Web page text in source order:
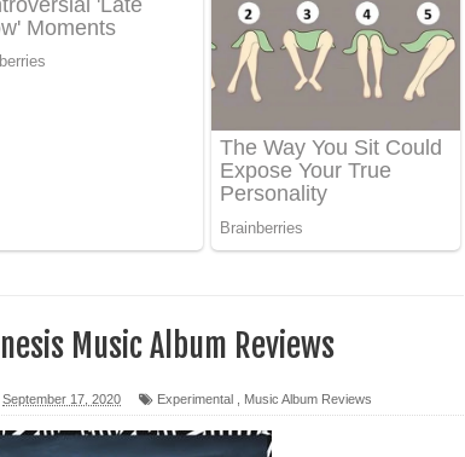
Music Album Reviews
September 17, 2020 Experimental Music Album Reviews